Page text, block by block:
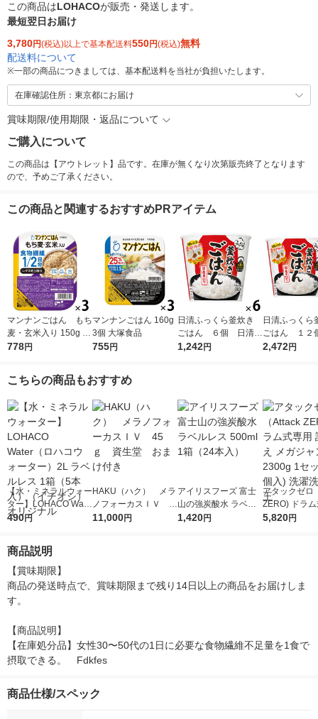
この商品はLOHACOが販売・発送します。
最短翌日お届け
3,780円(税込)以上で基本配送料550円(税込)無料
配送料について
※一部の商品につきましては、基本配送料を当社が負担いたします。
在庫確認住所：東京都にお届け
賞味期限/使用期限・返品について
ご購入について
この商品は【アウトレット】品です。在庫が無くなり次第販売終了となります
ので、予めご了承ください。
この商品と関連するおすすめPRアイテム
マンナンごはん もち
麦・玄米入り 150g 3
個 大塚食品
778円
マンナンごはん 160g
3個 大塚食品
755円
日清ふっくら釜炊き
ごはん ６個 日清食
品
1,242円
日清ふっく
ごはん １２
食品
2,472円
こちらの商品もおすすめ
【水・ミネラルウォー
ター】LOHACO Wate
r（ロハコウォータ
シ） オリジナル
490円
HAKU（ハク） メラ
ノフォーカスＩＶ 4
5ｇ 資生堂 おまけ
11,000円
アイリスフーズ 富士
山の強炭酸水 ラベル
レス 500ml 1箱（24
1,420円
アタックゼロ
ZERO) ドラ
詰め替え メガ
5,820円
商品説明
【賞味期限】
商品の発送時点で、賞味期限まで残り14日以上の商品をお届けしま
す。
【商品説明】
【在庫処分品】女性30〜50代の1日に必要な食物繊維不足量を1食で
摂取できる。　Fdkfes
商品仕様/スペック